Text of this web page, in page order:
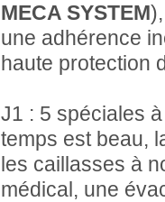
MECA SYSTEM
une adhérence
haute protection
J1 : 5 spéciales
temps est beau,
les caillasses à
médical, une